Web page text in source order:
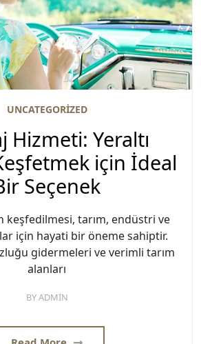
UNCATEGORIZED
Hizmeti: Yeraltı
için İdeal
Seçenek
keşfedilmesi, tarım, endüstri ve
için hayati bir öneme sahiptir.
gidermeleri ve verimli tarım
alanları
BYADMIN